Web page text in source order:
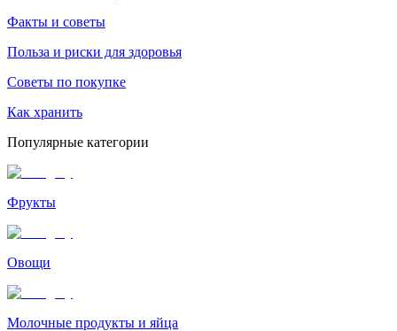
Факты и советы
Польза и риски для здоровья
Советы по покупке
Как хранить
Популярные категории
Фрукты
Овощи
Молочные продукты и яйца